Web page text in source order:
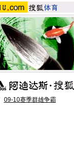
09-10赛季群雄争霸